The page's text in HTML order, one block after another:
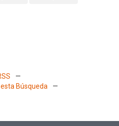
—
Búsqueda
—